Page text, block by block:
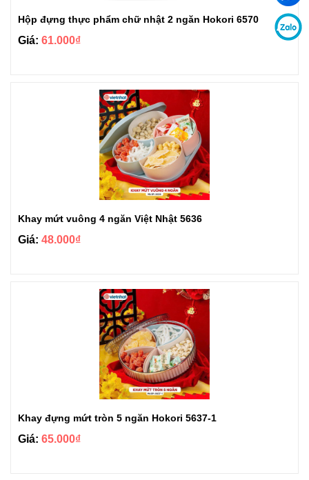
Hộp đựng thực phẩm chữ nhật 2 ngăn Hokori 6570
Giá: 61.000₫
Khay mứt vuông 4 ngăn Việt Nhật 5636
Giá: 48.000₫
Khay đựng mứt tròn 5 ngăn Hokori 5637-1
Giá: 65.000₫